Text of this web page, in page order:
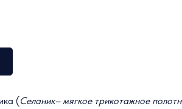
(Селаник– мягкое трикотажное